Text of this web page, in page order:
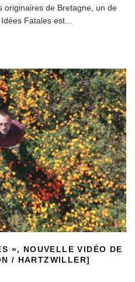
originaires de Bretagne, un de
Fatales est...
», NOUVELLE VIDÉO DE
/ HARTZWILLER]